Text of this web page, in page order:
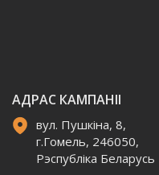
АДРАС КАМПАНІІ
вул. Пушкіна, 8,
г.Гомель, 246050,
Рэспубліка Беларусь